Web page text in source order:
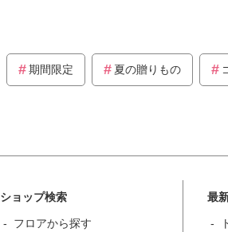
期間限定 夏の贈りもの
ショップ検索
フロアから探す
最